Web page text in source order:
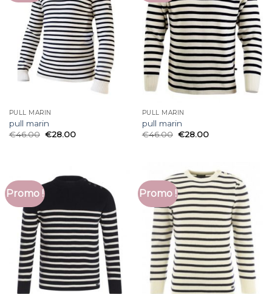
PULL MARIN
pull marin
€46.00 €28.00
PULL MARIN
pull marin
€46.00 €28.00
Promo ! Promo !